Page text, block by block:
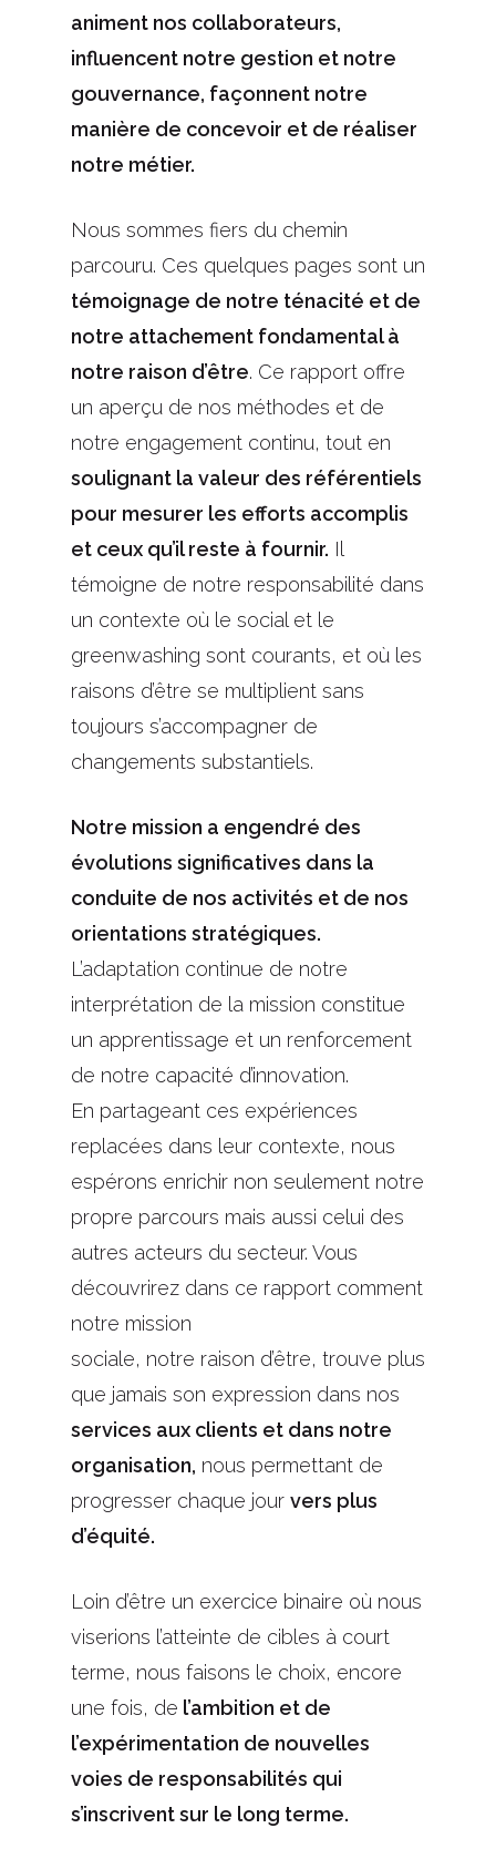
animent nos collaborateurs,
influencent notre gestion et notre
gouvernance, façonnent notre
manière de concevoir et de réaliser
notre métier.
Nous sommes fiers du chemin
parcouru. Ces quelques pages sont un
témoignage de notre ténacité et de
notre attachement fondamental à
notre raison d’être. Ce rapport offre
un aperçu de nos méthodes et de
notre engagement continu, tout en
soulignant la valeur des référentiels
pour mesurer les efforts accomplis
et ceux qu’il reste à fournir. Il
témoigne de notre responsabilité dans
un contexte où le social et le
greenwashing sont courants, et où les
raisons d’être se multiplient sans
toujours s’accompagner de
changements substantiels.
Notre mission a engendré des
évolutions significatives dans la
conduite de nos activités et de nos
orientations stratégiques.
L’adaptation continue de notre
interprétation de la mission constitue
un apprentissage et un renforcement
de notre capacité d’innovation.
En partageant ces expériences
replacées dans leur contexte, nous
espérons enrichir non seulement notre
propre parcours mais aussi celui des
autres acteurs du secteur. Vous
découvrirez dans ce rapport comment
notre mission
sociale, notre raison d’être, trouve plus
que jamais son expression dans nos
services aux clients et dans notre
organisation, nous permettant de
progresser chaque jour vers plus
d’équité.
Loin d’être un exercice binaire où nous
viserions l’atteinte de cibles à court
terme, nous faisons le choix, encore
une fois, de l’ambition et de
l’expérimentation de nouvelles
voies de responsabilités qui
s’inscrivent sur le long terme.